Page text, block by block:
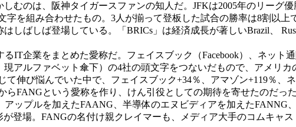
しむのは、阪神タイガースファンの知人だ。JFKは2005年のリー
字を組み合わせたもの。3人が揃って登板した試合の勝率は8割以
しばしば登場している。「BRICs」は経済成長が著しいBrazil、
るIT企業をまとめた愛称だ。フェイスブック（Facebook）、ネッ
現アルファベット傘下）の4社の頭文字をつないだもので、アメリ
伸び悩んでいた中で、フェイスブック+34％、アマゾン+119％、
らFANGという愛称を作り、けん引役としての期待を寄せたのだった
ップルを加えたFAANG、半導体のエヌビディアを加えた
登場。FANGの名付け親クレイマーも、メディア大手のコムキャ